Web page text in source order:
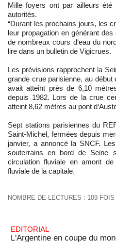
Mille foyers ont par ailleurs été
autorités.
“Durant les prochains jours, les
leur propagation en générant
de nombreux cours d‘eau du
lire dans un bulletin de Vigicrues.
Les prévisions rapprochent la
grande crue parisienne, au
avait atteint près de 6,10
depuis 1982. Lors de la crue
atteint 8,62 mètres au pont
Sept stations parisiennes du
Saint-Michel, fermées depuis
janvier, a annoncé la SNCF.
souterrains en bord de Seine
circulation fluviale en amont
fluviale de la capitale.
NOMBRE DE LECTURES : 109 FOIS
EDITORIAL
L'Argentine en coupe du